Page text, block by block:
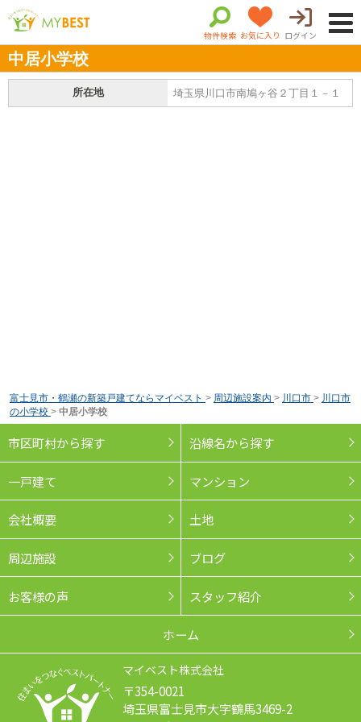
物件検索 お気に入り ログイン
中居小学校
所在地 埼玉県川口市南鳩ヶ谷２丁目１－１
富士見市・鶴瀬の新築戸建てならマイベスト > 周辺施設案内 > 川口市 > 川口市
の小学校 > 中居小学校
市区町村から探す 沿線名から探す
一戸建て マンション
会社概要 土地
周辺施設 ブログ
お客様の声 スタッフ紹介
ホーム
マイベスト株式会社
〒354-0021
埼玉県富士見市大字鶴馬3469-2